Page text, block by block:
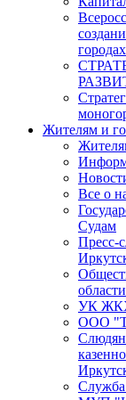
Жителям и
Все о
Судам
Пресс-
области
УК ЖКХ
ООО
Служба